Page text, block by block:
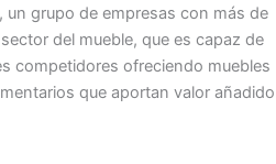
, un grupo de empresas con más de
del mueble, que es capaz de
competidores ofreciendo muebles
que aportan valor añadido